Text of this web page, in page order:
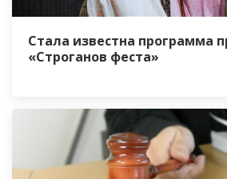
Стала известна программа
«Строганов феста»